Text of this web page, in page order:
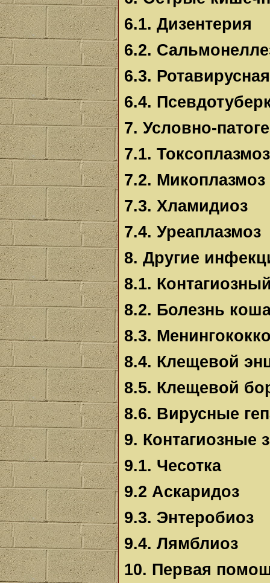
6.1. Дизентерия
6.2.
6.3.
6.4.
7. Условно-
7.1. Токсоплазмоз
7.2. Микоплазмоз
7.3. Хламидиоз
7.4. Уреаплазмоз
8. Другие
8.1.
8.2. Болезнь
8.3.
8.4. Клещевой
8.5. Клещевой
8.6. Вирусные
9. Контагиозные
9.1. Чесотка
9.2 Аскаридоз
9.3. Энтеробиоз
9.4. Лямблиоз
10. Первая